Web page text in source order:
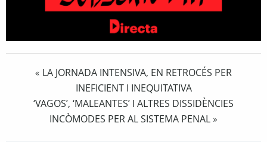
« LA JORNADA INTENSIVA, EN RETROCÉS PER
INEFICIENT I INEQUITATIVA
‘VAGOS’, ‘MALEANTES’ I ALTRES DISSIDÈNCIES
INCÒMODES PER AL SISTEMA PENAL »